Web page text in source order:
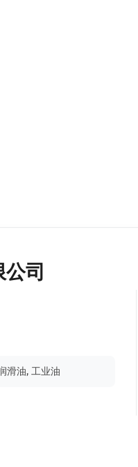
司
滑油, 工业油